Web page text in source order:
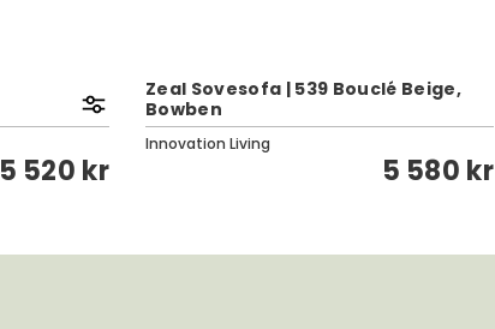
5 520 kr
Zeal Sovesofa | 539 Bouclé Beige,
Bowben
Innovation Living
5 580 kr